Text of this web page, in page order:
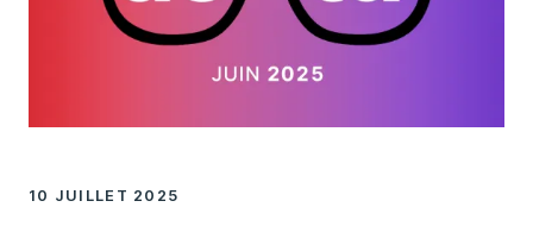
10 JUILLET 2025